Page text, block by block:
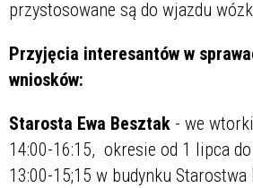
przystosowane są do wjazdu
Przyjęcia interesantów w
wniosków:
Starosta Ewa Besztak - we
14:00-16:15, okresie od 1 lipca
13:00-15;15 w budynku